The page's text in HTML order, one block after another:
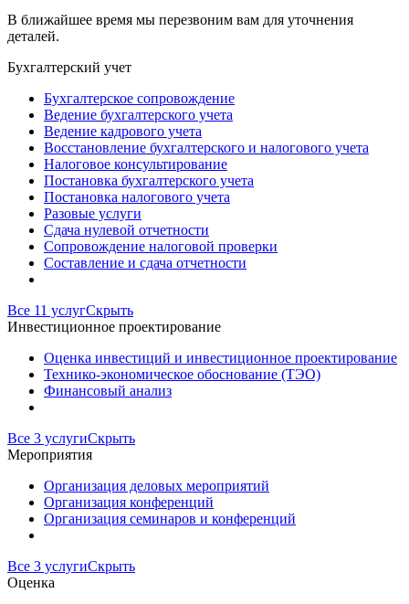
В ближайшее время мы перезвоним вам для уточнения
деталей.
Бухгалтерский учет
Бухгалтерское сопровождение
Ведение бухгалтерского учета
Ведение кадрового учета
Восстановление бухгалтерского и налогового учета
Налоговое консультирование
Постановка бухгалтерского учета
Постановка налогового учета
Разовые услуги
Сдача нулевой отчетности
Сопровождение налоговой проверки
Составление и сдача отчетности
Все 11 услугСкрыть
Инвестиционное проектирование
Оценка инвестиций и инвестиционное проектирование
Технико-экономическое обоснование (ТЭО)
Финансовый анализ
Все 3 услугиСкрыть
Мероприятия
Организация деловых мероприятий
Организация конференций
Организация семинаров и конференций
Все 3 услугиСкрыть
Оценка